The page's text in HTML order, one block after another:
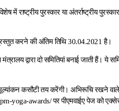
में राष्‍ट्रीय पुरस्‍कार या अंतर्राष्‍ट्रीय
करने की अंतिम तिथि 30.04.2021 है।
द्वारा दो समितियां बनाई जाती हैं। ये
मूल्‍यांकन कसौटी तय करेंगी। अभिरूचि रखने
yoga-awards/पर पीएमवाईए पेज को